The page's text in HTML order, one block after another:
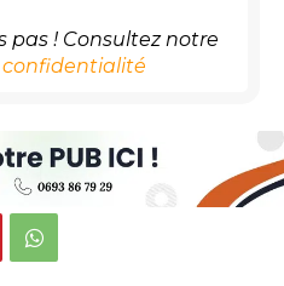
pas ! Consultez notre